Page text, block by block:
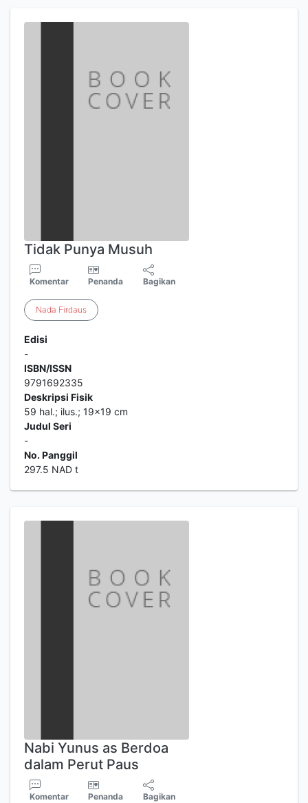
Tidak Punya Musuh
Komentar Penanda Bagikan
Nada Firdaus
Edisi
-
ISBN/ISSN
9791692335
Deskripsi Fisik
59 hal.; ilus.; 19x19 cm
Judul Seri
-
No. Panggil
297.5 NAD t
Nabi Yunus as Berdoa
dalam Perut Paus
Komentar Penanda Bagikan